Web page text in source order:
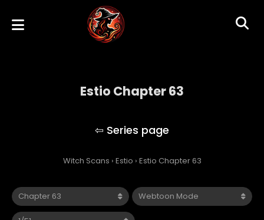
Estio Chapter 63
Witch Scans › Estio › Estio Chapter 63